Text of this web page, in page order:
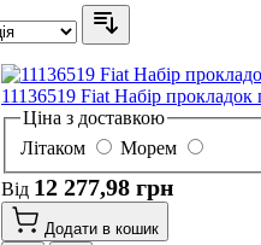
11136519 Fiat Набір прокладок
Ціна з доставкою
Літаком
Морем
Від 12 277,98 грн
Додати в кошик